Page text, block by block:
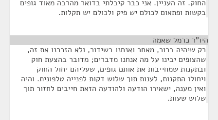
החוק. זה העניין. אני כבר קיבלתי בדואר מהרבה מאוד גופים
בקשות ופתאום לכולם יש פיק ולכולם יש תקלות.
היו"ר כרמל שאמה
רק שיהיה ברור, מאחר ואנחנו בשידור, ולא הזכרנו את זה,
שהצופים יבינו על מה אנחנו מדברים; מדובר בהצעת חוק
ובתקנות שמחייבות את אותם גופים, שעליהם יחול החוק
ויחולו התקנות, לענות תוך שלוש דקות לפנייה טלפונית. והיה
ואין מענה, ישאירו הודעה ולהודעה הזאת חייבים לחזור תוך
שלוש שעות.